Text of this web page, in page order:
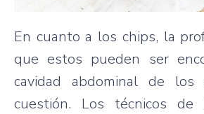
En cuanto a los chips, la
que estos pueden ser
cavidad abdominal de los
cuestión. Los técnicos de